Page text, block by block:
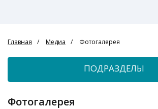
Главная Медиа Фотогалерея
ПОДРАЗДЕЛЫ
Фотогалерея